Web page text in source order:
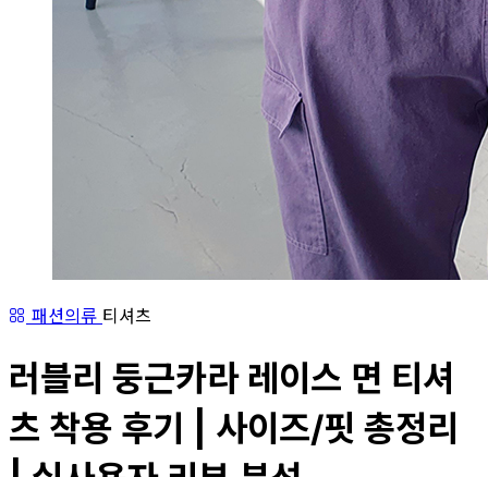
패션의류 티셔츠
러블리 둥근카라 레이스 면 티셔
츠 착용 후기 | 사이즈/핏 총정리